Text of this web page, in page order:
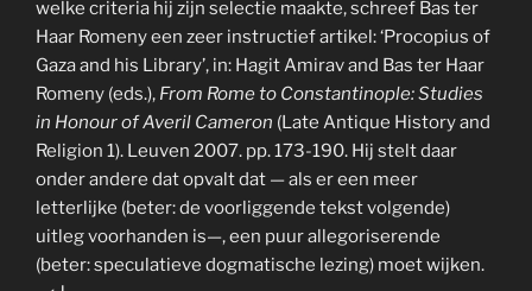
welke criteria hij zijn selectie maakte, schreef Bas ter
Haar Romeny een zeer instructief artikel: ‘Procopius of
Gaza and his Library’, in: Hagit Amirav and Bas ter Haar
Romeny (eds.), From Rome to Constantinople: Studies
in Honour of Averil Cameron (Late Antique History and
Religion 1). Leuven 2007. pp. 173-190. Hij stelt daar
onder andere dat opvalt dat — als er een meer
letterlijke (beter: de voorliggende tekst volgende)
uitleg voorhanden is—, een puur allegoriserende
(beter: speculatieve dogmatische lezing) moet wijken.